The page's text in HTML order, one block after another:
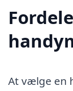
At vælge en